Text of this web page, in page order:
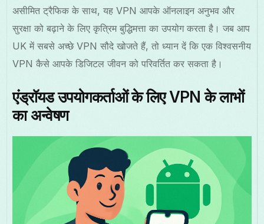
असीमित ट्रैफिक के साथ, यह VPN आपके ऑनलाइन अनुभव और
सुरक्षा को बढ़ाने के लिए कृत्रिम बुद्धिमत्ता का उपयोग करता है। जब आप
UK में सबसे अच्छे VPN सौदे खोजते हैं, तो ध्यान दें कि एक विश्वसनीय
VPN कैसे आपके डिजिटल जीवन को परिवर्तित कर सकता है।
एंड्रॉयड उपयोगकर्ताओं के लिए VPN के लाभों
का अन्वेषण